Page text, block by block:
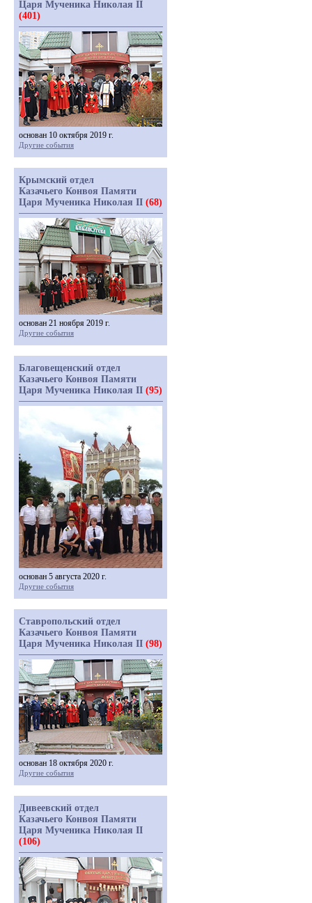
Царя Мученика Николая II
(401)
основан 10 октября 2019 г.
Другие события
Крымский отдел
Казачьего Конвоя Памяти
Царя Мученика Николая II (68)
основан 21 ноября 2019 г.
Другие события
Благовещенский отдел
Казачьего Конвоя Памяти
Царя Мученика Николая II (95)
основан 5 августа 2020 г.
Другие события
Ставропольский отдел
Казачьего Конвоя Памяти
Царя Мученика Николая II (98)
основан 18 октября 2020 г.
Другие события
Дивеевский отдел
Казачьего Конвоя Памяти
Царя Мученика Николая II
(106)